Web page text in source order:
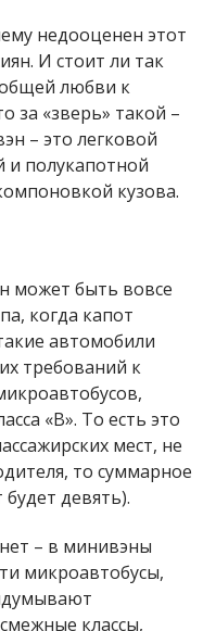
недооценен этот
И стоит ли так
любви к
за «зверь» такой –
– это легковой
полукапотной
кузова.
может быть вовсе
когда капот
автомобили
требований к
«В». То есть это
мест, не
то суммарное
девять).
– в минивэны
микроавтобусы,
классы,